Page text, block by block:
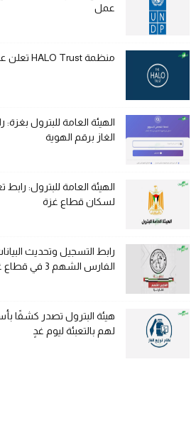
عمل
منظمة HALO Trust تعلن عن وظائف شاغرة
الهيئة العامة للبترول
الغاز برقم الهوية
الهيئة العامة للبترول: رابط
لسكان قطاع غزة
رابط التسجيل وتحديث
الفارس الشهم 3 في قطاع غزة
هيئة البترول تصدر كشفًا
لهم بالتعبئة ليوم غدٍ